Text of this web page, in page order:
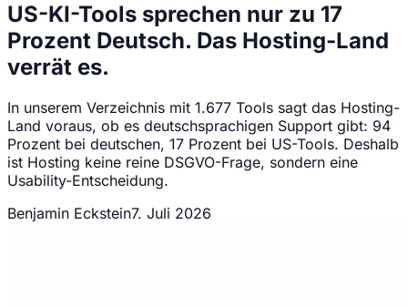
US-KI-Tools sprechen nur zu 17
Prozent Deutsch. Das Hosting-Land
verrät es.
In unserem Verzeichnis mit 1.677 Tools sagt das Hosting-
Land voraus, ob es deutschsprachigen Support gibt: 94
Prozent bei deutschen, 17 Prozent bei US-Tools. Deshalb
ist Hosting keine reine DSGVO-Frage, sondern eine
Usability-Entscheidung.
Benjamin Eckstein7. Juli 2026